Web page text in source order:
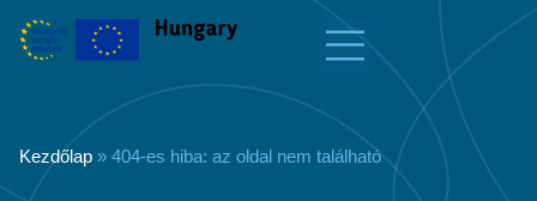
Kezdőlap » 404-es hiba: az oldal nem található